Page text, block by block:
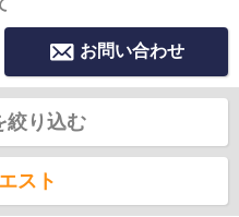
お問い合わせ
絞り込む
スト